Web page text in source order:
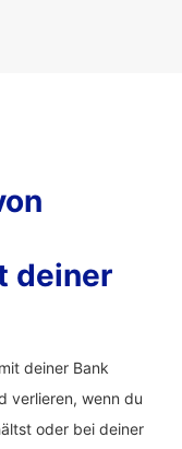
deiner
deiner Bank
verlieren, wenn du
oder bei deiner